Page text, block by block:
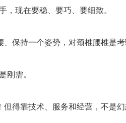
，现在要稳、要巧、要细致。
保持一个姿势，对颈椎腰椎是考
刚需。
得靠技术、服务和经营，不是幻